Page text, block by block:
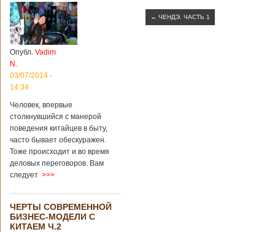
Опубл. Vadim
N.
03/07/2014 -
14:34
Человек, впервые
столкнувшийся с манерой
поведения китайцев в быту,
часто бывает обескуражен.
Тоже происходит и во время
деловых переговоров. Вам
следует >>>
ЧЕРТЫ СОВРЕМЕННОЙ
БИЗНЕС-МОДЕЛИ С
КИТАЕМ Ч.2
← ЧЕНДЭ. ЧАСТЬ 1